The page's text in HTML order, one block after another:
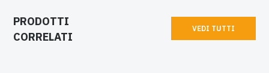
PRODOTTI
CORRELATI
VEDI TUTTI